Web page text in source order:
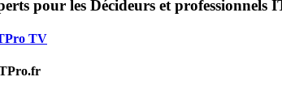
pour les Décideurs et
TV